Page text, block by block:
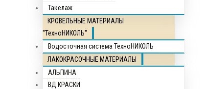
Такелаж
КРОВЕЛЬНЫЕ МАТЕРИАЛЫ
"ТехноНИКОЛЬ"
Водосточная система ТехноНИКОЛЬ
ЛАКОКРАСОЧНЫЕ МАТЕРИАЛЫ
АЛЬПИНА
ВД КРАСКИ